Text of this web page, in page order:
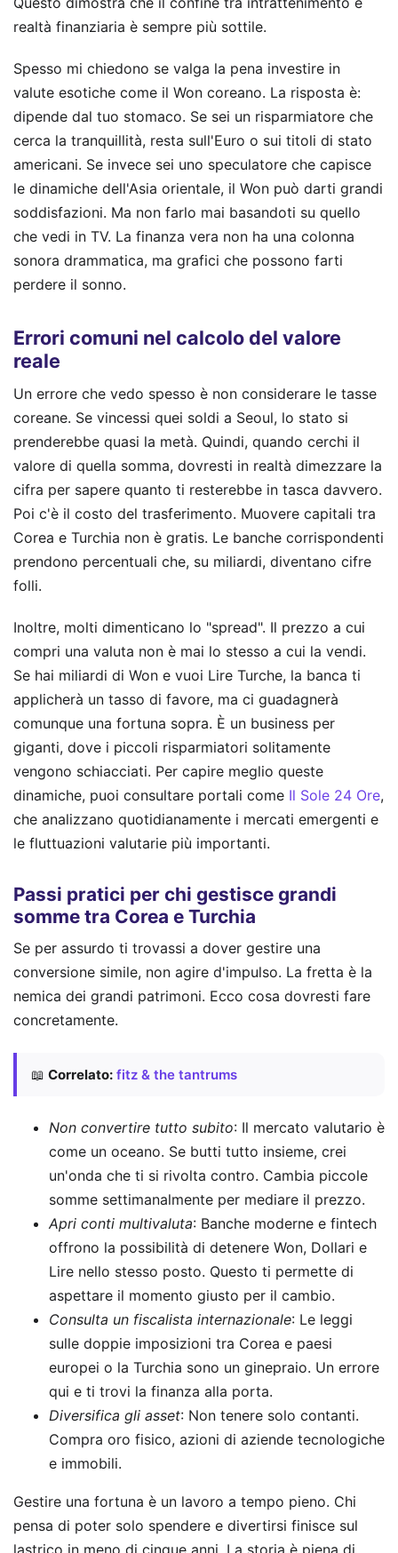
realtà finanziaria è sempre più sottile.
Spesso mi chiedono se valga la pena investire in
valute esotiche come il Won coreano. La risposta è:
dipende dal tuo stomaco. Se sei un risparmiatore che
cerca la tranquillità, resta sull'Euro o sui titoli di stato
americani. Se invece sei uno speculatore che capisce
le dinamiche dell'Asia orientale, il Won può darti grandi
soddisfazioni. Ma non farlo mai basandoti su quello
che vedi in TV. La finanza vera non ha una colonna
sonora drammatica, ma grafici che possono farti
perdere il sonno.
Errori comuni nel calcolo del valore
reale
Un errore che vedo spesso è non considerare le tasse
coreane. Se vincessi quei soldi a Seoul, lo stato si
prenderebbe quasi la metà. Quindi, quando cerchi il
valore di quella somma, dovresti in realtà dimezzare la
cifra per sapere quanto ti resterebbe in tasca davvero.
Poi c'è il costo del trasferimento. Muovere capitali tra
Corea e Turchia non è gratis. Le banche corrispondenti
prendono percentuali che, su miliardi, diventano cifre
folli.
Inoltre, molti dimenticano lo "spread". Il prezzo a cui
compri una valuta non è mai lo stesso a cui la vendi.
Se hai miliardi di Won e vuoi Lire Turche, la banca ti
applicherà un tasso di favore, ma ci guadagnerà
comunque una fortuna sopra. È un business per
giganti, dove i piccoli risparmiatori solitamente
vengono schiacciati. Per capire meglio queste
dinamiche, puoi consultare portali come Il Sole 24 Ore,
che analizzano quotidianamente i mercati emergenti e
le fluttuazioni valutarie più importanti.
Passi pratici per chi gestisce grandi
somme tra Corea e Turchia
Se per assurdo ti trovassi a dover gestire una
conversione simile, non agire d'impulso. La fretta è la
nemica dei grandi patrimoni. Ecco cosa dovresti fare
concretamente.
📖 Correlato: fitz & the tantrums
Non convertire tutto subito: Il mercato valutario è
come un oceano. Se butti tutto insieme, crei
un'onda che ti si rivolta contro. Cambia piccole
somme settimanalmente per mediare il prezzo.
Apri conti multivaluta: Banche moderne e fintech
offrono la possibilità di detenere Won, Dollari e
Lire nello stesso posto. Questo ti permette di
aspettare il momento giusto per il cambio.
Consulta un fiscalista internazionale: Le leggi
sulle doppie imposizioni tra Corea e paesi
europei o la Turchia sono un ginepraio. Un errore
qui e ti trovi la finanza alla porta.
Diversifica gli asset: Non tenere solo contanti.
Compra oro fisico, azioni di aziende tecnologiche
e immobili.
Gestire una fortuna è un lavoro a tempo pieno. Chi
pensa di poter solo spendere e divertirsi finisce sul